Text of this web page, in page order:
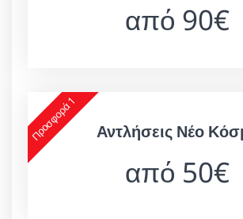
από 90€
Προσφορά 1 Αντλήσεις Νέο
από 50€